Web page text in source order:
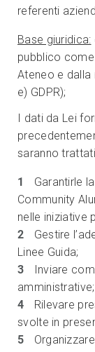
referenti
Base giuridica:
pubblico
Ateneo e dalla
e) GDPR);
I dati da Lei
saranno
Garantirle
Community
nelle iniziative
Gestire
Linee Guida;
Inviare
amministrative;
Rilevare
svolte in